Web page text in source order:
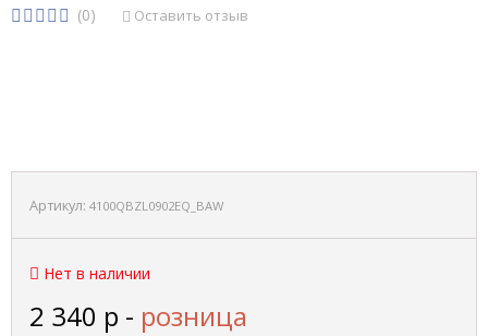
(0) Оставить отзыв
Артикул: 4100QBZL0902EQ_BAW
Нет в наличии
2 340 р - розница